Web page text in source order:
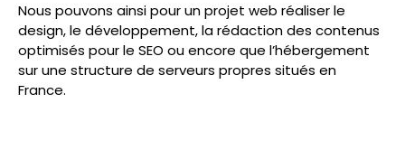
Nous pouvons ainsi pour un projet web réaliser le
design, le développement, la rédaction des contenus
optimisés pour le SEO ou encore que l’hébergement
sur une structure de serveurs propres situés en
France.